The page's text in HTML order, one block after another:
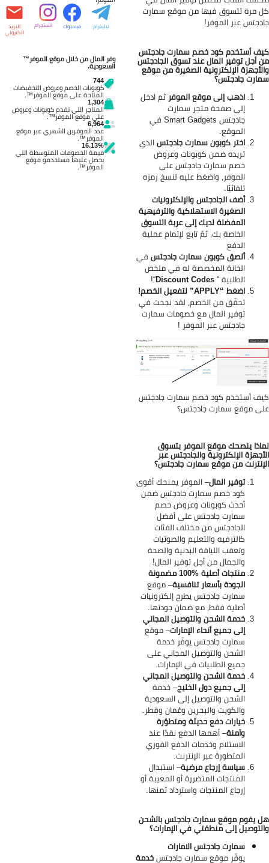
مرة تتسوق فيها من موقع سمارت
عبر الموفر!
أستخدم كود خصم سمارت جادجتس
أجل توفير المال عند تسوق الجادجتس
الإلكترونية الصغيرة من موقع
جادجتس؟
اذهب إلى موقع الموفرثم ادخل
إلى صفحة متجر سمارت
جادجتس Smart Gadgets في
الموقع.
اختر كوبون سمارت جادجتسالذي
تريده ضمن كوبونات وعروض
خصم سمارت جادجتس على
الموفر، واضغط عليه لنسخ رمزه
تلقائيًا.
أضف الجادجتس والإلكترونيات
الصغيرة الاستهلاكية والترفيهية
المفضلة لديك إلى عربة التسوق
الخاصة بك، ثمّ تابع لإتمام عملية
الدفع
ألصق كوبون سمارت جادجتسفي
الخانة المخصصة له في ملخص
الطلبية “ “!
اضغط “APPLY” لتفعيل الخصم!
تحقّق من الخصم، لقد نجحت في
توفير المال مع خصومات سمارت
جادجتس عبر الموفر!
أستخدم كود خصم سمارت جادجتس
موقع سمارت جادجتس؟
ينصحك موقع الموفر بتسوق
الإلكترونية والجادجتس عبر
من موقع سمارت جادجتس؟
توفير المال– الموفر يمنحك أقوى
كود خصم سمارت جادجتس ضمن
أحدث كوبونات وعروض خصم
سمارت جادجتس على أفضل
الجادجتس من مختلف الفئات
كالترفيه والتعليم والصوتيات
وتعقب اللياقة البدنية والصحة
والجمال من أجل توفير المال!
منتجات أصلية %100 مضمونة
الجودة بأسعار تنافسية– موقع
سمارت جادجتس يطرح إلكترونيات
أصلية فقط، مع ضمان جودتها.
خدمة الشحن والتوصيل المجاني
إلى جميع أنحاء الإمارات– موقع
سمارت جادجتس يوفّر خدمة
الشحن والتوصيل المجاني على
جميع الطلبيات في الإمارات.
خدمة الشحن والتوصيل المجاني
إلى جميع دول الخليج– خدمة
الشحن والتوصيل إلى السعودية
والكويت والبحرين وعُمان وقطر.
خيارات دفع حديثة ومتطوّرة
وآمنة– أهمها الدفع نقدًا عند
الاستلام وخدمات الدفع الفوري
المتطورة عبر الإنترنت.
سياسة إرجاع مرضية– استبدال
المنتجات المتضررة أو المعيبة أو
إرجاع المنتجات واسترداد ثمنها.
يقوم موقع سمارت جادجتس بالشحن
إلى منطقتي في الإمارات؟
سمارت جادجتس الامارات
يوفّر موقع سمارت جادجتسخدمة
تيليغرام فيسبوك انستجرام البريد
الكتروني
وفر المال من خلال موقع الموفر™
السعودية.
744
كوبونات الخصم وعروض التخفيضات
المتاحة على موقع الموفر™.
1,304
المتاجر التي تقدم كوبونات وعروض
على موقع الموفر™.
6,964
عدد الموفرين الشهري عبر موقع
الموفر™.
16.13%
قيمة الخصومات المتوسطة التي
يحصل عليها مستخدمو موقع
الموفر™.